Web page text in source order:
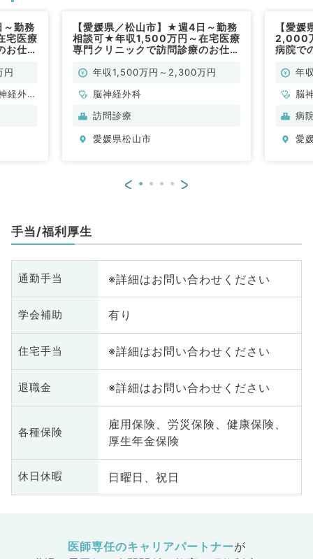
勤務
宅医療
お仕事
円
経外
【愛媛県／松山市】★週4日～勤務
相談可★年収1,500万円～在宅医療
専門クリニックで訪問診療のお仕事
年収1,500万円～2,300万円
脳神経外科
訪問診療
愛媛県松山市
【愛
2,000
病院で
年
脳
病
愛
< >
手当/福利厚生
通勤手当 ※詳細はお問い合わせください
学会補助 有り
住宅手当 ※詳細はお問い合わせください
退職金 ※詳細はお問い合わせください
各種保険
雇用保険、労災保険、健康保険、
厚生年金保険
休日休暇 日曜日、祝日
医師専任のキャリアパートナーが